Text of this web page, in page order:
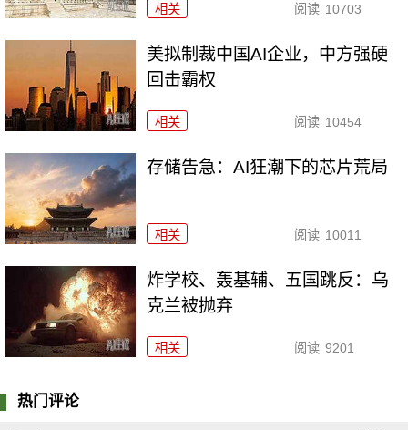
相关 阅读 10703
美拟制裁中国AI企业，中方强硬
回击霸权
相关 阅读 10454
存储告急：AI狂潮下的芯片荒局
相关 阅读 10011
炸学校、轰基辅、五国跳反：乌
克兰被抛弃
相关 阅读 9201
热门评论